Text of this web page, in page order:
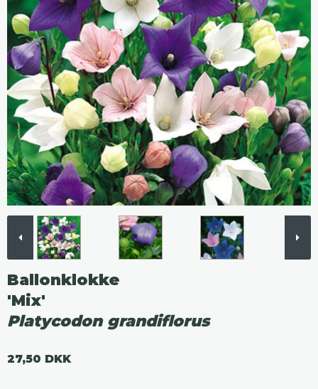
Ballonklokke
'Mix'
Platycodon grandiflorus
27,50 DKK